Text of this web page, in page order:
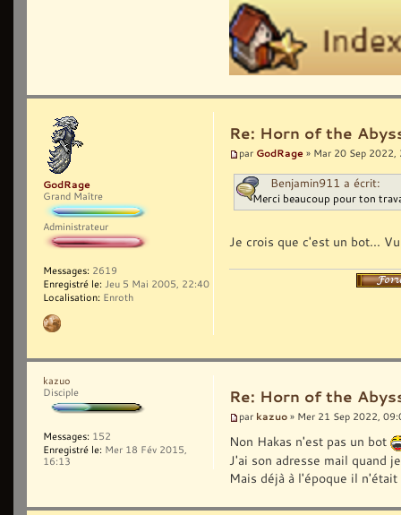
Re: Horn of the
par GodRage » Mar 20 Sep 2022,
Benjamin911 a écrit:
Merci beaucoup pour ton
Je crois que c'est un bot...
GodRage
Grand Maître
Administrateur
Messages: 2619
Enregistré le: Jeu 5 Mai 2005, 22:40
Localisation: Enroth
Re: Horn of the
par kazuo » Mer 21 Sep 2022,
Non Hakas n'est pas un bot
J'ai son adresse mail quand
Mais déjà à l'époque il
kazuo
Disciple
Messages: 152
Enregistré le: Mer 18 Fév 2015,
16:13